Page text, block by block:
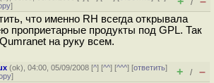
] /
что именно RH всегда открывала
проприетарные продукты под GPL. Так
на руку всем.
(ok), 04:00, 05/09/2008 [^] [^^] [^^^] [ответить]
] + / –